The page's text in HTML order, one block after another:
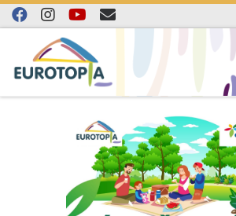
Skip to content